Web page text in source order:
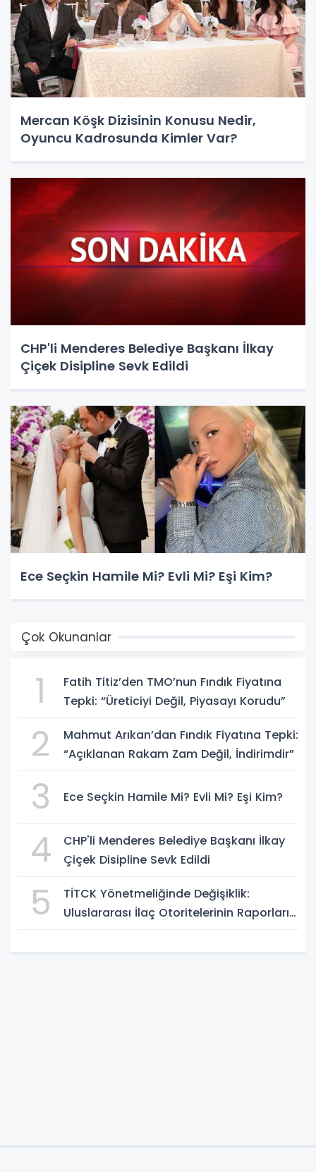
Mercan Köşk Dizisinin Konusu Nedir,
Oyuncu Kadrosunda Kimler Var?
CHP'li Menderes Belediye Başkanı İlkay
Çiçek Disipline Sevk Edildi
Ece Seçkin Hamile Mi? Evli Mi? Eşi Kim?
Çok Okunanlar
1
Fatih Titiz’den TMO’nun Fındık Fiyatına
Tepki: “Üreticiyi Değil, Piyasayı Korudu”
2
Mahmut Arıkan’dan Fındık Fiyatına Tepki:
“Açıklanan Rakam Zam Değil, İndirimdir”
3 Ece Seçkin Hamile Mi? Evli Mi? Eşi Kim?
4
CHP'li Menderes Belediye Başkanı İlkay
Çiçek Disipline Sevk Edildi
5
TİTCK Yönetmeliğinde Değişiklik:
Uluslararası İlaç Otoritelerinin Raporları